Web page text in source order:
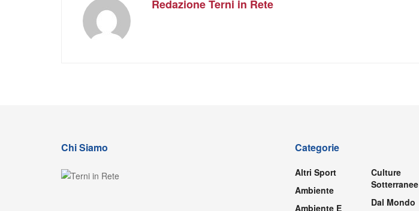
Redazione Terni in Rete
Chi Siamo Categorie
Altri Sport
Ambiente
Ambiente E
Culture
Sotterranee
Dal Mondo